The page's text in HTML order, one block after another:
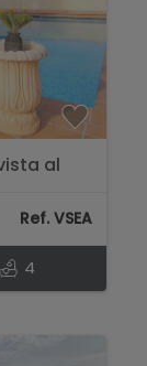
al
Ref. VSEA
4